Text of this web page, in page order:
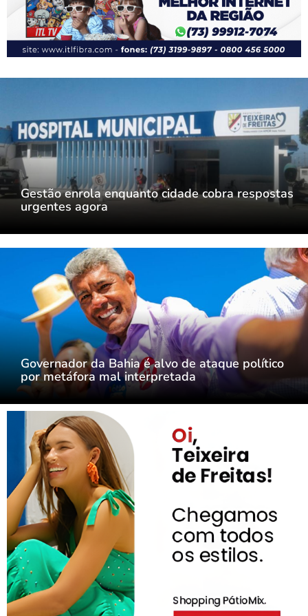
Gestão enrola enquanto cidade cobra respostas
urgentes agora
Governador da Bahia é alvo de ataque político
por metáfora mal interpretada